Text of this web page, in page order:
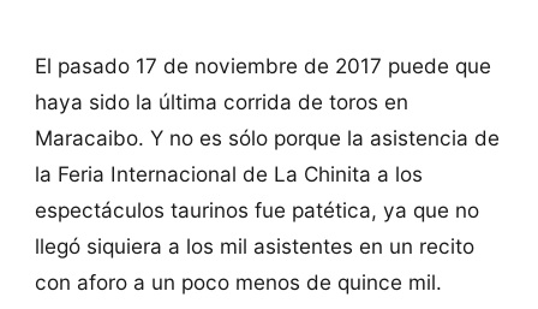
El pasado 17 de noviembre de 2017 puede que
haya sido la última corrida de toros en
Maracaibo. Y no es sólo porque la asistencia de
la Feria Internacional de La Chinita a los
espectáculos taurinos fue patética, ya que no
llegó siquiera a los mil asistentes en un recito
con aforo a un poco menos de quince mil.